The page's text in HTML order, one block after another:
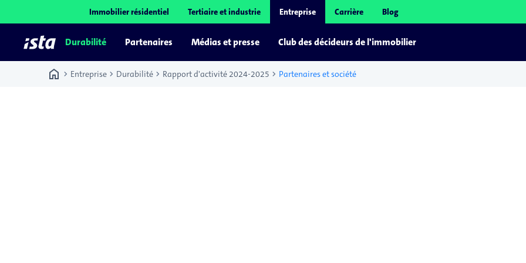
Immobilier résidentiel Tertiaire et industrie Entreprise Carrière Blog
Durabilité Partenaires Médias et presse Club des décideurs de l'immobilier
home chevron_right Entreprise chevron_right Durabilité chevron_right Rapport d'activité 2024-2025 chevron_right Partenaires et société